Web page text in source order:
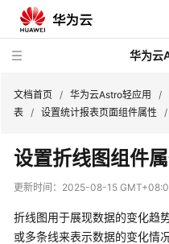
华为云
最
新
动
产
文档首页 / 华为云Astro轻应用 /
表 / 设置统计报表页面组件属性 /
设置折线图组件
更新时间： 2025-08-15
折线图用于展现数据的变化趋
或多条线来表示数据的变化情